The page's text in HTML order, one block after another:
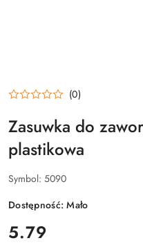
(0)
Zasuwka do
plastikowa
Symbol: 5090
Dostępność:Mało
cena:
5.79